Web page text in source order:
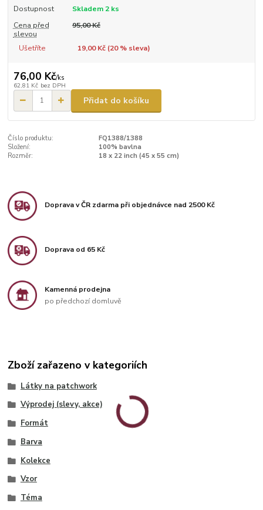
Dostupnost
Skladem 2 ks
Cena před
slevou
95,00 Kč
Ušetříte 19,00 Kč (20% sleva)
76,00 Kč/ks
62,81 Kč bez DPH
Přidat do košíku
Číslo produktu:
FQ1388/1388
Složení:
100% bavlna
Rozměr:
18 x 22 inch (45 x 55 cm)
Doprava v ČR zdarma při objednávce nad 2500 Kč
Doprava od 65 Kč
Kamenná prodejna
po předchozí domluvě
Zboží zařazeno v kategoriích
Látky na patchwork
Výprodej (slevy, akce)
Formát
Barva
Kolekce
Vzor
Téma